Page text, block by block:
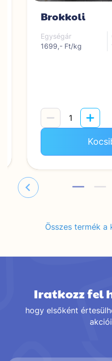
Brokkoli
Egységár
1699,- Ft/kg
Összes termék
Iratkozz fel
hogy elsőként